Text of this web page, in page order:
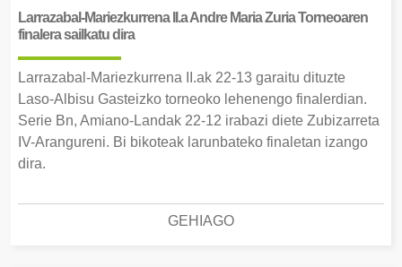
Larrazabal-Mariezkurrena II.a Andre Maria Zuria Torneoaren
finalera sailkatu dira
Larrazabal-Mariezkurrena II.ak 22-13 garaitu dituzte
Laso-Albisu Gasteizko torneoko lehenengo finalerdian.
Serie Bn, Amiano-Landak 22-12 irabazi diete Zubizarreta
IV-Arangureni. Bi bikoteak larunbateko finaletan izango
dira.
GEHIAGO